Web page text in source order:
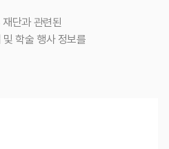
단과 관련된
학술 행사 정보를